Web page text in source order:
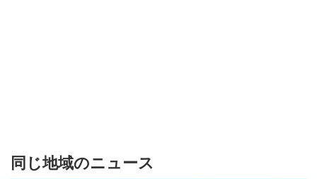
同じ地域のニュース